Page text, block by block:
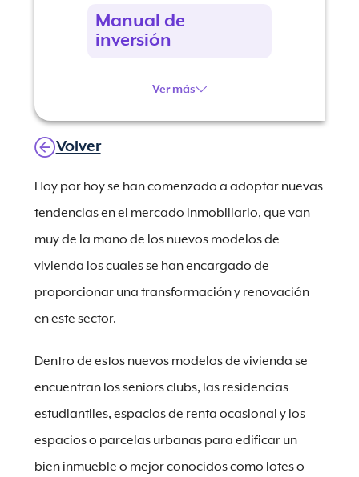
Manual de
inversión
Ver más
Volver
Hoy por hoy se han comenzado a adoptar nuevas
tendencias en el mercado inmobiliario, que van
muy de la mano de los nuevos modelos de
vivienda los cuales se han encargado de
proporcionar una transformación y renovación
en este sector.
Dentro de estos nuevos modelos de vivienda se
encuentran los seniors clubs, las residencias
estudiantiles, espacios de renta ocasional y los
espacios o parcelas urbanas para edificar un
bien inmueble o mejor conocidos como lotes o